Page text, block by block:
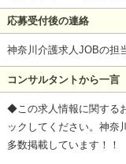
応募受付後の連絡
神奈川介護求人JOBの担
コンサルタントから一言
◆この求人情報に関する
ックしてください。神奈
多数掲載しています！！